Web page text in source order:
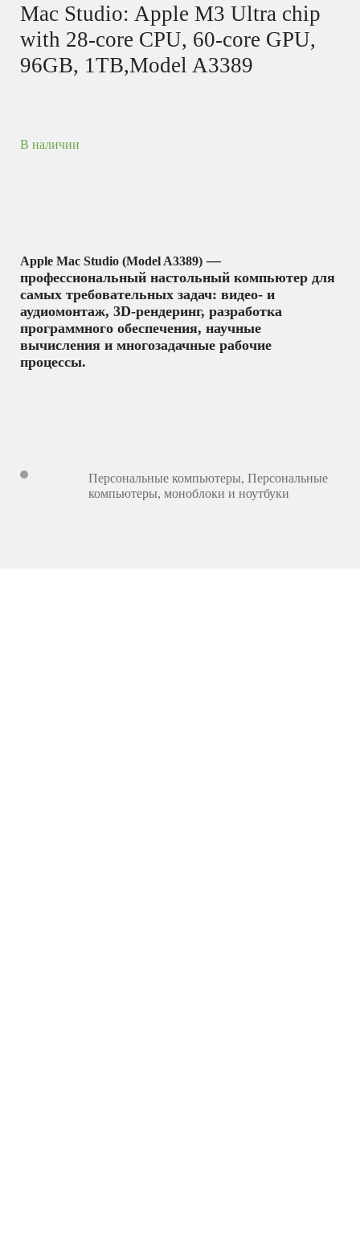
Mac Studio: Apple M3 Ultra chip
with 28‑core CPU, 60‑core GPU,
96GB, 1TB,Model A3389
В наличии
Apple Mac Studio (Model A3389) —
профессиональный настольный компьютер для
самых требовательных задач: видео‑ и
аудиомонтаж, 3D‑рендеринг, разработка
программного обеспечения, научные
вычисления и многозадачные рабочие
процессы.
Персональные компьютеры, Персональные
компьютеры, моноблоки и ноутбуки